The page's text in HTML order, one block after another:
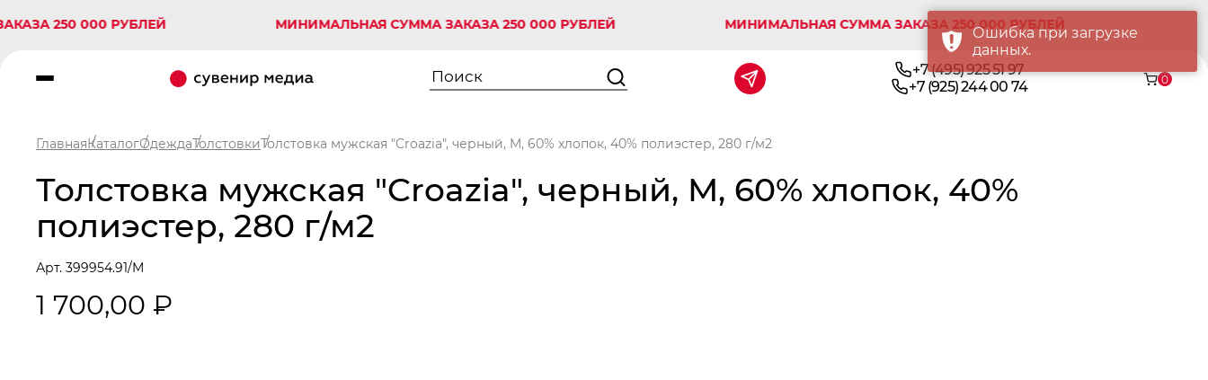
000 РУБЛЕЙ МИНИМАЛЬНАЯ СУММА ЗАКАЗА 250 000 РУБЛЕЙ МИНИМАЛЬНАЯ СУММА ЗАКАЗА 250 000 РУБЛЕЙ
+7 (495) 925 51 97
+7 (925) 244 00 74
0
ГлавнаяКаталогОдеждаТолстовкиТолстовка мужская "Croazia", черный, M, 60% хлопок, 40% полиэстер, 280 г/м2
Толстовка мужская "Croazia", черный, M, 60% хлопок, 40%
полиэстер, 280 г/м2
Арт. 399954.91/M
1 700,00 ₽
Ошибка при загрузке
данных.